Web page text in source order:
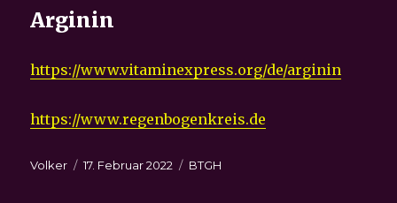
Arginin
https://www.vitaminexpress.org/de/arginin
https://www.regenbogenkreis.de
Autor
Volker
Veröffentlicht
17. Februar 2022 Kategorien
BTGH